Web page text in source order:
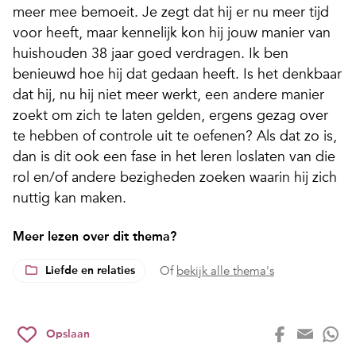
meer mee bemoeit. Je zegt dat hij er nu meer tijd
voor heeft, maar kennelijk kon hij jouw manier van
huishouden 38 jaar goed verdragen. Ik ben
benieuwd hoe hij dat gedaan heeft. Is het denkbaar
dat hij, nu hij niet meer werkt, een andere manier
zoekt om zich te laten gelden, ergens gezag over
te hebben of controle uit te oefenen? Als dat zo is,
dan is dit ook een fase in het leren loslaten van die
rol en/of andere bezigheden zoeken waarin hij zich
nuttig kan maken.
Meer lezen over dit thema?
Liefde en relaties Of bekijk alle thema's
Opslaan